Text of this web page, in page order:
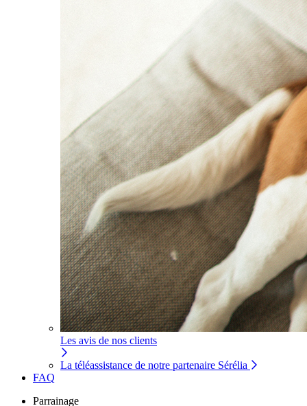
Les avis de nos clients
La téléassistance de notre partenaire Sérélia
FAQ
Parrainage